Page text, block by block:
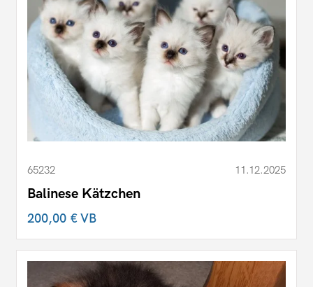
65232 11.12.2025
Balinese Kätzchen
200,00 €VB